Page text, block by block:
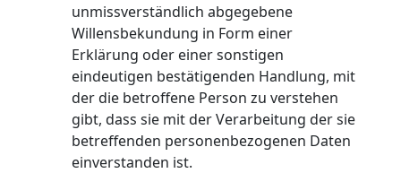
unmissverständlich abgegebene
Willensbekundung in Form einer
Erklärung oder einer sonstigen
eindeutigen bestätigenden Handlung, mit
der die betroffene Person zu verstehen
gibt, dass sie mit der Verarbeitung der sie
betreffenden personenbezogenen Daten
einverstanden ist.